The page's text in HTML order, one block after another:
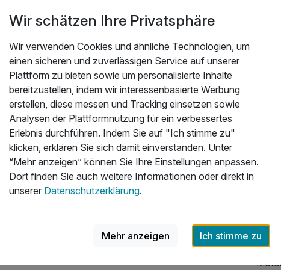
| 4 Tage
Mit
in
Der
das
Wir schätzen Ihre Privatsphäre
Wir verwenden Cookies und ähnliche Technologien, um
einen sicheren und zuverlässigen Service auf unserer
Plattform zu bieten sowie um personalisierte Inhalte
bereitzustellen, indem wir interessenbasierte Werbung
erstellen, diese messen und Tracking einsetzen sowie
Analysen der Plattformnutzung für ein verbessertes
Erlebnis durchführen. Indem Sie auf "Ich stimme zu"
klicken, erklären Sie sich damit einverstanden. Unter
“Mehr anzeigen” können Sie Ihre Einstellungen anpassen.
Dort finden Sie auch weitere Informationen oder direkt in
unserer Datenschutzerklärung.
Mehr anzeigen Ich stimme zu